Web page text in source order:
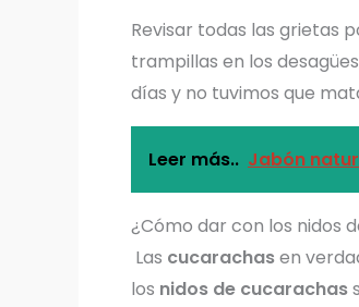
Revisar todas las grietas
trampillas en los
días y no tuvimos que
Leer más.. Jabón
¿Cómo dar con los nidos
Las cucarachasen
los nidos de cucarachas